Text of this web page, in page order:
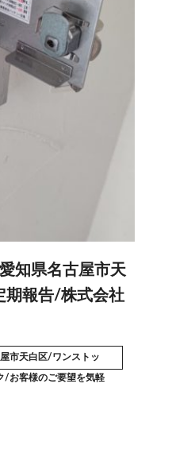
知県名古屋市天
期報告/株式会社
市天白区/ワンストッ
/お客様のご要望を気軽